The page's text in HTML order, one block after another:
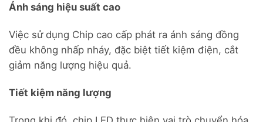
Ánh sáng hiệu suất cao
Việc sử dụng Chip cao cấp phát ra ánh sáng đồng
đều không nhấp nháy, đặc biệt tiết kiệm điện, cắt
giảm năng lượng hiệu quả.
Tiết kiệm năng lượng